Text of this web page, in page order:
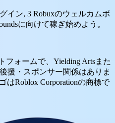
イン, 3 Robuxのウェルカムボ
に向けて稼ぎ始めよう。
フォームで、Yielding Artsまた
援・スポンサー関係はありま
はRoblox Corporationの商標で